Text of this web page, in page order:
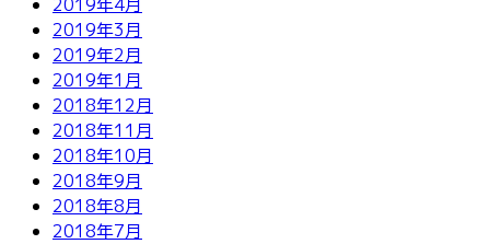
2019年3月
2019年2月
2019年1月
2018年12月
2018年11月
2018年10月
2018年9月
2018年8月
2018年7月